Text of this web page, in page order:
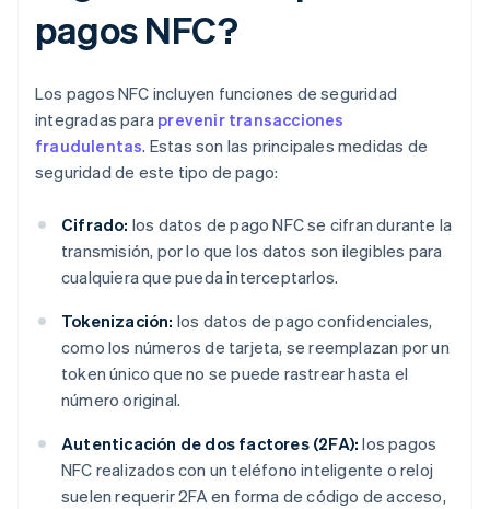
pagos NFC?
Los pagos NFC incluyen funciones de seguridad
integradas para prevenir transacciones
fraudulentas. Estas son las principales medidas de
seguridad de este tipo de pago:
Cifrado: los datos de pago NFC se cifran durante la
transmisión, por lo que los datos son ilegibles para
cualquiera que pueda interceptarlos.
Tokenización: los datos de pago confidenciales,
como los números de tarjeta, se reemplazan por un
token único que no se puede rastrear hasta el
número original.
Autenticación de dos factores (2FA): los pagos
NFC realizados con un teléfono inteligente o reloj
suelen requerir 2FA en forma de código de acceso,